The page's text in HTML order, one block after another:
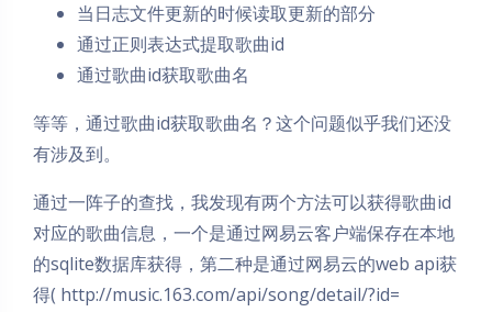
当日志文件更新的时候读取更新的部分
通过正则表达式提取歌曲id
通过歌曲id获取歌曲名
等等，通过歌曲id获取歌曲名？这个问题似乎我们还没
有涉及到。
通过一阵子的查找，我发现有两个方法可以获得歌曲id
对应的歌曲信息，一个是通过网易云客户端保存在本地
的sqlite数据库获得，第二种是通过网易云的web api获
得( http://music.163.com/api/song/detail/?id=